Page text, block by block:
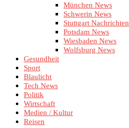
München News
Schwerin News
Stuttgart Nachrichten
Potsdam News
Wiesbaden News
Wolfsburg News
Gesundheit
Sport
Blaulicht
Tech News
Politik
Wirtschaft
Medien / Kultur
Reisen